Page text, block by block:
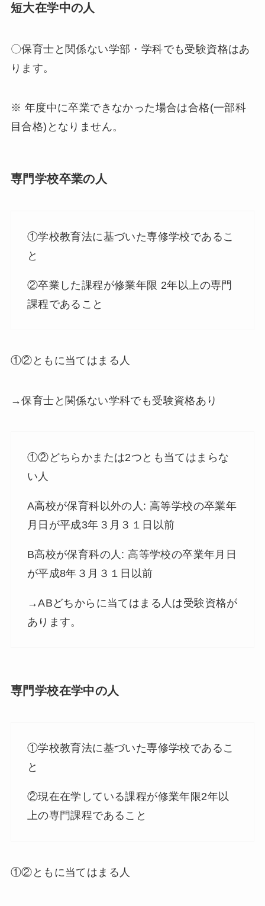
短大在学中の人
〇保育士と関係ない学部・学科でも受験資格はあ
ります。
※ 年度中に卒業できなかった場合は合格(一部科
目合格)となりません。
専門学校卒業の人
①学校教育法に基づいた専修学校であるこ
と
②卒業した課程が修業年限 2年以上の専門
課程であること
①②ともに当てはまる人
→保育士と関係ない学科でも受験資格あり
①②どちらかまたは2つとも当てはまらな
い人
A高校が保育科以外の人: 高等学校の卒業年
月日が平成3年３月３１日以前
B高校が保育科の人: 高等学校の卒業年月日
が平成8年３月３１日以前
→ABどちからに当てはまる人は受験資格が
あります。
専門学校在学中の人
①学校教育法に基づいた専修学校であるこ
と
②現在在学している課程が修業年限2年以
上の専門課程であること
①②ともに当てはまる人